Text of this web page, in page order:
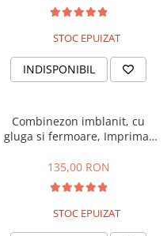
STOC EPUIZAT
INDISPONIBIL
Combinezon imblanit, cu
gluga si fermoare, Imprimat
135,00 RON
STOC EPUIZAT